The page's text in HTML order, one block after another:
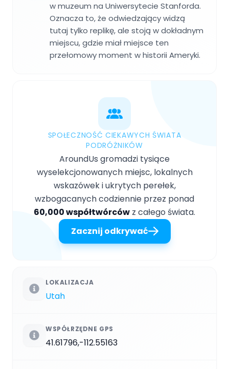
w muzeum na Uniwersytecie Stanforda.
Oznacza to, że odwiedzający widzą
tutaj tylko replikę, ale stoją w dokładnym
miejscu, gdzie miał miejsce ten
przełomowy moment w historii Ameryki.
SPOŁECZNOŚĆ CIEKAWYCH ŚWIATA
PODRÓŻNIKÓW
AroundUs gromadzi tysiące
wyselekcjonowanych miejsc, lokalnych
wskazówek i ukrytych perełek,
wzbogacanych codziennie przez ponad
60,000 współtwórców z całego świata.
Zacznij odkrywać
LOKALIZACJA
Utah
WSPÓŁRZĘDNE GPS
41.61796,-112.55163